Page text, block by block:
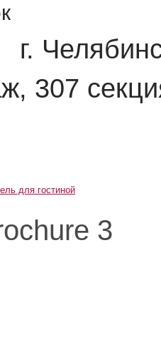
г.
307
для гостиной
3